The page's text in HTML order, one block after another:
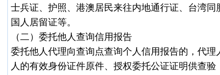
士兵证、护照、港澳居民来往内地通行证、台湾同
国人居留证等。
（二）委托他人查询信用报告
委托他人代理向查询点查询个人信用报告的，代理
人的有效身份证件原件、授权委托公证证明供查